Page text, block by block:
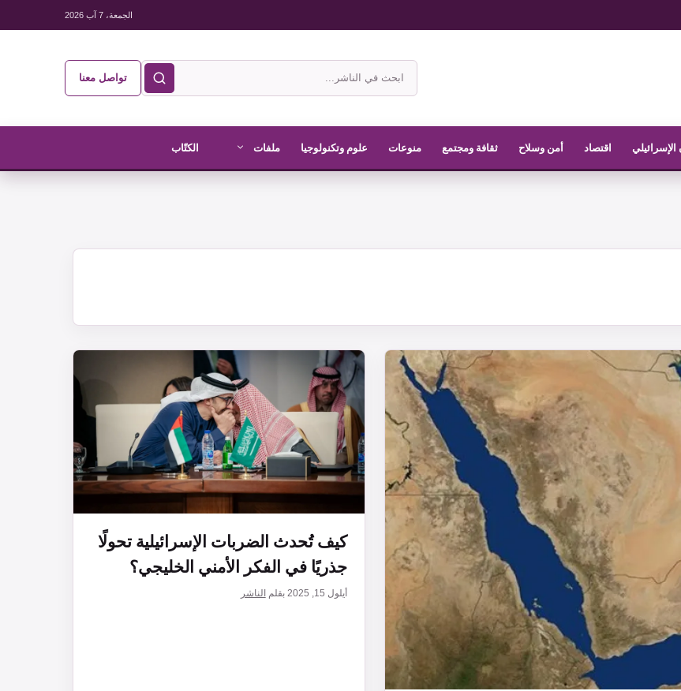
الجمعة، 7 آب 2026
ابحث
في
الناشر
تواصل معنا
الإسرائيلي اقتصاد أمن وسلاح ثقافة ومجتمع منوعات علوم وتكنولوجيا ملفات الكتّاب
كيف تُحدث الضربات الإسرائيلية تحولًا
جذريًا في الفكر الأمني الخليجي؟
أيلول 15, 2025 بقلم الناشر